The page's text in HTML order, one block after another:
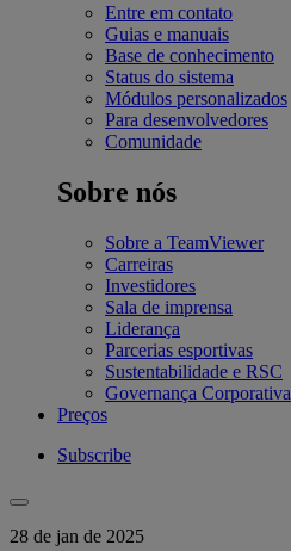
Entre em contato
Guias e manuais
Base de conhecimento
Status do sistema
Módulos personalizados
Para desenvolvedores
Comunidade
Sobre nós
Sobre a TeamViewer
Carreiras
Investidores
Sala de imprensa
Liderança
Parcerias esportivas
Sustentabilidade e RSC
Governança Corporativa
Preços
Subscribe
28 de jan de 2025